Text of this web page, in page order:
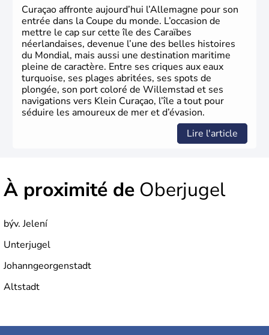
Curaçao affronte aujourd’hui l’Allemagne pour son
entrée dans la Coupe du monde. L’occasion de
mettre le cap sur cette île des Caraïbes
néerlandaises, devenue l’une des belles histoires
du Mondial, mais aussi une destination maritime
pleine de caractère. Entre ses criques aux eaux
turquoise, ses plages abritées, ses spots de
plongée, son port coloré de Willemstad et ses
navigations vers Klein Curaçao, l’île a tout pour
séduire les amoureux de mer et d’évasion.
Lire l'article
À proximité de Oberjugel
býv. Jelení
Unterjugel
Johanngeorgenstadt
Altstadt